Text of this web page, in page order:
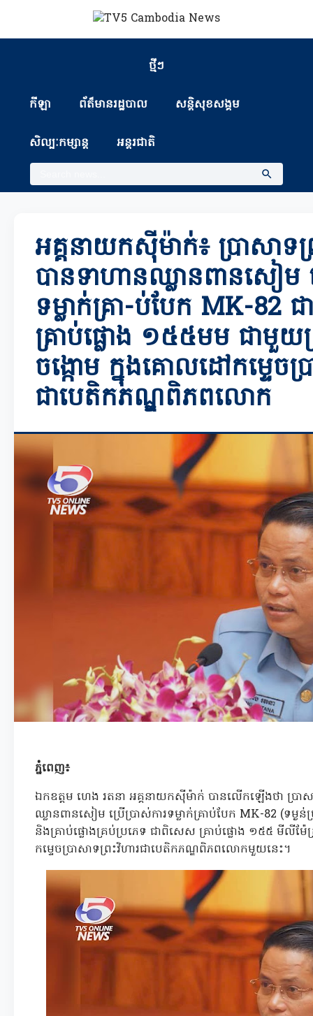
ថ្មីៗ
កីឡា ព័ត៏មានរដ្ឋបាល សន្តិសុខសង្គម
សិល្បៈកម្សាន្ត អន្តរជាតិ
អគ្គនាយកស៊ីម៉ាក់៖ ប្រាសាទព្
បានទាហានឈ្លានពានសៀម
ទម្លាក់គ្រា-ប់បែក MK-82 ជ
គ្រាប់ផ្លោង ១៥៥មម ជាមួយ
ចង្កោម ក្នុងគោលដៅកម្ទេចប្
ជាបេតិកភណ្ឌពិភពលោក
ភ្នំពេញ៖
ឯកឧត្តម ហេង រតនា អគ្គនាយកស៊ីម៉ាក់ បានលើកឡើងថា ប្រាស
ឈ្លានពានសៀម ប្រើប្រាស់ការទម្លាក់គ្រាប់បែក MK-82 (ទម្
និងគ្រាប់ផ្លោងគ្រប់ប្រភេទ ជាពិសេស គ្រាប់ផ្លោង ១៥៥ មីលីម៉
កម្ទេចប្រាសាទព្រះវិហារជាបេតិកភណ្ឌពិភពលោកមួយនេះ។